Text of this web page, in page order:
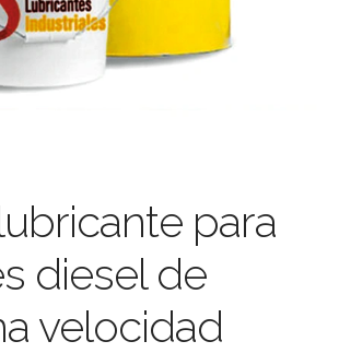
para
diesel de
velocidad